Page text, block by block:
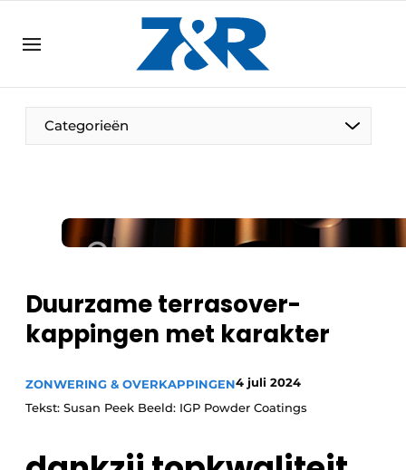
DE EN
NL
Categorieën
Duurzame terrasover­
kappingen met karakter
ZONWERING & OVERKAPPINGEN4 juli 2024
Tekst: Susan Peek Beeld: IGP Powder Coatings